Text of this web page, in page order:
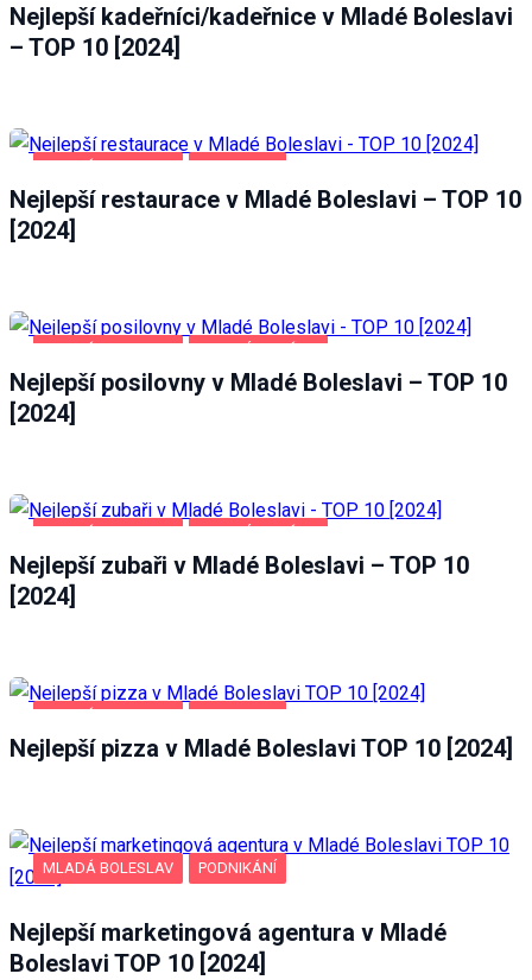
Nejlepší kadeřníci/kadeřnice v Mladé Boleslavi
– TOP 10 [2024]
Nejlepší restaurace v Mladé Boleslavi – TOP 10
[2024]
Nejlepší posilovny v Mladé Boleslavi – TOP 10
[2024]
Nejlepší zubaři v Mladé Boleslavi – TOP 10
[2024]
Nejlepší pizza v Mladé Boleslavi TOP 10 [2024]
MLADÁ BOLESLAV PODNIKÁNÍ
Nejlepší marketingová agentura v Mladé
Boleslavi TOP 10 [2024]
nejsou
volitelné.
Jsou
webových
Statistiky
zlepšovat
funkčnost
strukturu
webových
stránek
toho, jak
se
stránky
používají.
zkušenost
Aby naše
webové
stránky
nejlépe.
Pokud tyto
odmítnete,
některé
funkce z